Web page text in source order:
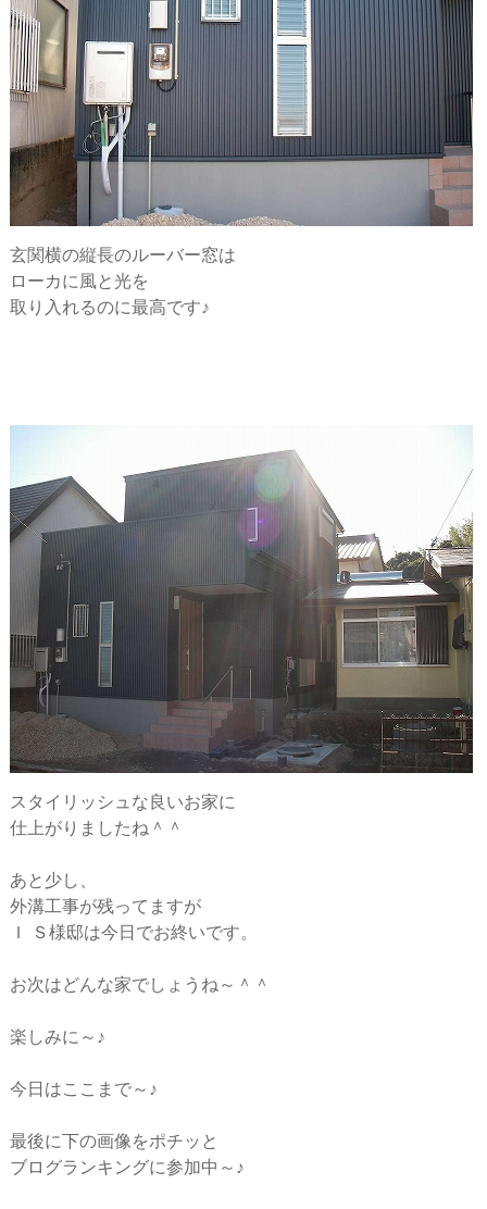
玄関横の縦長のルーバー窓は
ローカに風と光を
取り入れるのに最高です♪
スタイリッシュな良いお家に
仕上がりましたね＾＾
あと少し、
外溝工事が残ってますが
Ｉ Ｓ様邸は今日でお終いです。
お次はどんな家でしょうね～＾＾
楽しみに～♪
今日はここまで～♪
最後に下の画像をポチッと
ブログランキングに参加中～♪